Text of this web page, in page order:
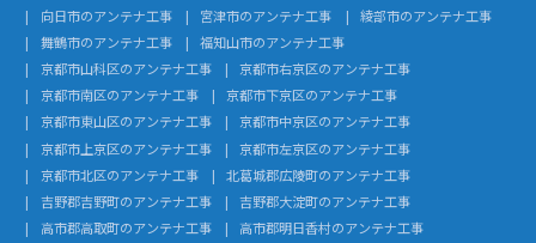
向日市のアンテナ工事
宮津市のアンテナ工事
綾部市のアンテナ工事
舞鶴市のアンテナ工事
福知山市のアンテナ工事
京都市山科区のアンテナ工事
京都市右京区のアンテナ工事
京都市南区のアンテナ工事
京都市下京区のアンテナ工事
京都市東山区のアンテナ工事
京都市中京区のアンテナ工事
京都市上京区のアンテナ工事
京都市左京区のアンテナ工事
京都市北区のアンテナ工事
北葛城郡広陵町のアンテナ工事
吉野郡吉野町のアンテナ工事
吉野郡大淀町のアンテナ工事
高市郡高取町のアンテナ工事
高市郡明日香村のアンテナ工事